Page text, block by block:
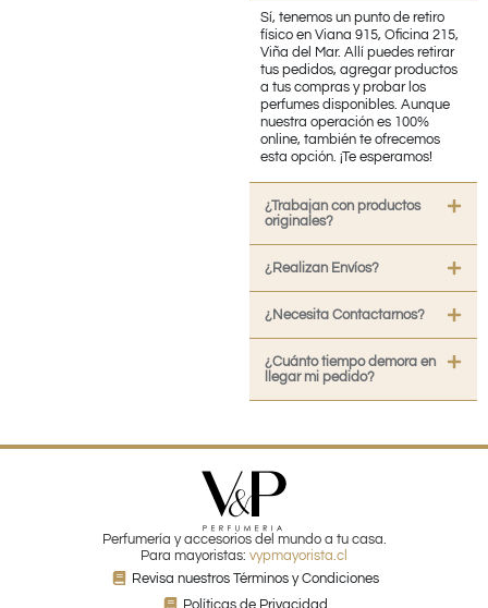
Sí, tenemos un punto de retiro
físico en Viana 915, Oficina 215,
Viña del Mar. Allí puedes retirar
tus pedidos, agregar productos
a tus compras y probar los
perfumes disponibles. Aunque
nuestra operación es 100%
online, también te ofrecemos
esta opción. ¡Te esperamos!
¿Trabajan con productos
originales?
¿Realizan Envíos?
¿Necesita Contactarnos?
¿Cuánto tiempo demora en
llegar mi pedido?
Perfumería y accesorios del mundo a tu casa.
Para mayoristas: vypmayorista.cl
Revisa nuestros Términos y Condiciones
Políticas de Privacidad